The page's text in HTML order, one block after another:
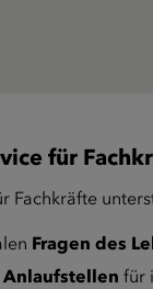
für
Fachkräfte
Fragen des
für